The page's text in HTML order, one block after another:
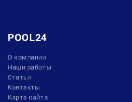
POOL24
О компании
Наши работы
Статьи
Контакты
Карта сайта